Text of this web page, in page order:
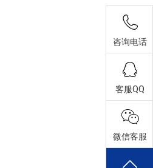
咨询电话
客服QQ
微信客服